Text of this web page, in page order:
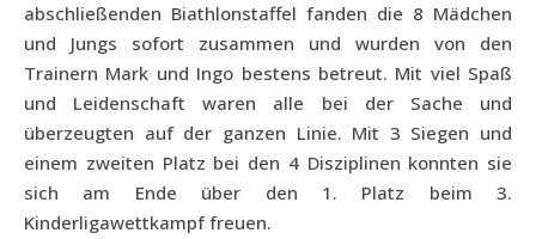
abschließenden Biathlonstaffel fanden die 8 Mädchen
und Jungs sofort zusammen und wurden von den
Trainern Mark und Ingo bestens betreut. Mit viel Spaß
und Leidenschaft waren alle bei der Sache und
überzeugten auf der ganzen Linie. Mit 3 Siegen und
einem zweiten Platz bei den 4 Disziplinen konnten sie
sich am Ende über den 1. Platz beim 3.
Kinderligawettkampf freuen.